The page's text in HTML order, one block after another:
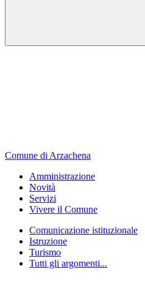
Comune di Arzachena
Amministrazione
Novità
Servizi
Vivere il Comune
Comunicazione istituzionale
Istruzione
Turismo
Tutti gli argomenti...